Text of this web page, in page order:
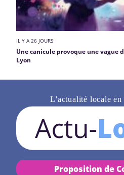
IL Y A 26 JOURS
Une canicule provoque une vague
Lyon
L'actualité locale
Proposition de